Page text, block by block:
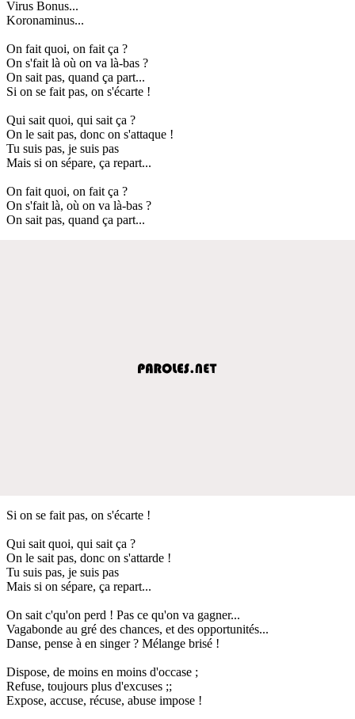
Virus Bonus...
Koronaminus...
On fait quoi, on fait ça ?
On s'fait là où on va là-bas ?
On sait pas, quand ça part...
Si on se fait pas, on s'écarte !
Qui sait quoi, qui sait ça ?
On le sait pas, donc on s'attaque !
Tu suis pas, je suis pas
Mais si on sépare, ça repart...
On fait quoi, on fait ça ?
On s'fait là, où on va là-bas ?
On sait pas, quand ça part...
Si on se fait pas, on s'écarte !
Qui sait quoi, qui sait ça ?
On le sait pas, donc on s'attarde !
Tu suis pas, je suis pas
Mais si on sépare, ça repart...
On sait c'qu'on perd ! Pas ce qu'on va gagner...
Vagabonde au gré des chances, et des opportunités...
Danse, pense à en singer ? Mélange brisé !
Dispose, de moins en moins d'occase ;
Refuse, toujours plus d'excuses ;;
Expose, accuse, récuse, abuse impose !